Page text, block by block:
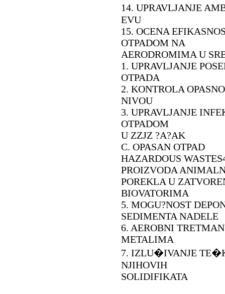
14. UPRAVLJANJE
EVU
15. OCENA
OTPADOM NA
AERODROMIMA U
1. UPRAVLJANJE
OTPADA
2. KONTROLA
NIVOU
3. UPRAVLJANJE
OTPADOM
U ZZJZ ?A?AK
C. OPASAN OTPAD
HAZARDOUS
PROIZVODA
POREKLA U
BIOVATORIMA
5. MOGU?NOST
SEDIMENTA NADELE
6. AEROBNI
METALIMA
7. IZLU�IVANJE
NJIHOVIH
SOLIDIFIKATA